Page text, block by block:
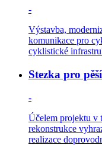
-
Výstavba,
komunikace pro
cyklistické
Stezka pro
-
Účelem projektu v
rekonstrukce
realizace